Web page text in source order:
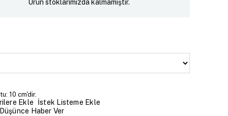
Ürün stoklarımızda kalmamıştır.
10 cm'dir.
Ekle
İstek Listeme Ekle
Haber Ver